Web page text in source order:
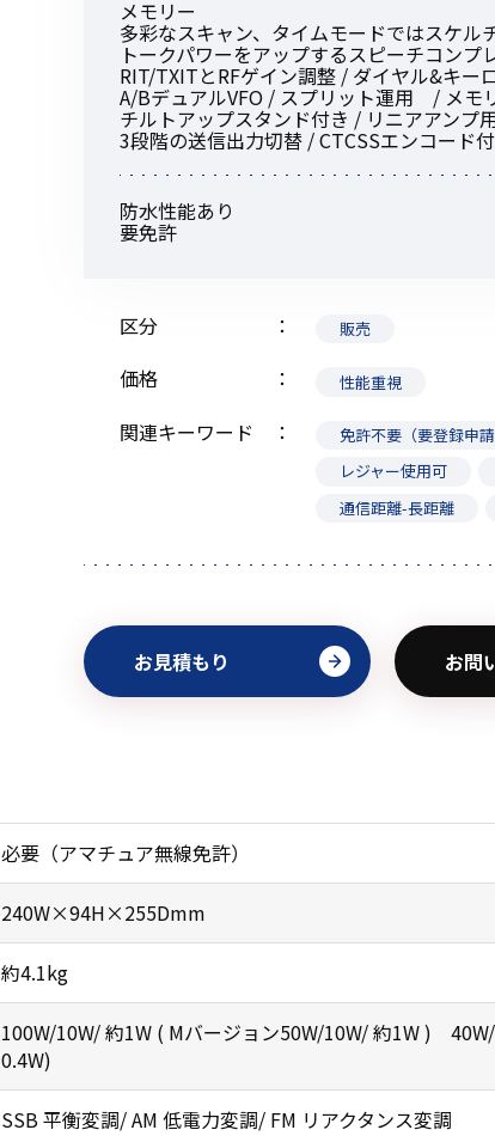
メモリー
多彩なスキャン、タイムモードではスケル
トークパワーをアップするスピーチコンプ
RIT/TXITとRFゲイン調整 / ダイヤル&キー
A/BデュアルVFO / スプリット運用 / メモ
チルトアップスタンド付き / リニアアンプ
3段階の送信出力切替 / CTCSSエンコード
防水性能あり
要免許
区分 販売
価格 性能重視
関連キーワード 免許不要（要登録申請
レジャー使用可
通信距離-長距離
お見積もり お問
必要（アマチュア無線免許）
240W×94H×255Dmm
約4.1kg
100W/10W/ 約1W ( Mバージョン50W/10W/ 約1W )
0.4W)
SSB 平衡変調/ AM 低電力変調/ FM リアクタンス変調